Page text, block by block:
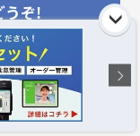
うぞ!
祝休)